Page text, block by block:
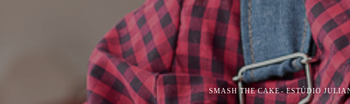
SMASH THE CAKE ESTÚDIO